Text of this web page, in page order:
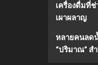
เครื่องดื่มที่
เผาผลาญ
หลายคนลด
“ปริมาณ” ส